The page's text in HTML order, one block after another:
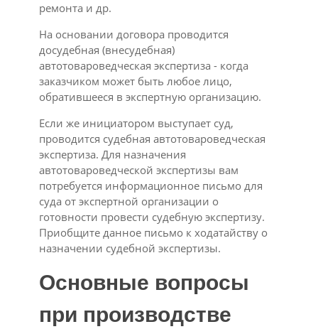
ремонта и др.
На основании договора проводится
досудебная (внесудебная)
автотовароведческая экспертиза - когда
заказчиком может быть любое лицо,
обратившееся в экспертную организацию.
Если же инициатором выступает суд,
проводится судебная автотовароведческая
экспертиза. Для назначения
автотовароведческой экспертизы вам
потребуется информационное письмо для
суда от экспертной организации о
готовности провести судебную экспертизу.
Приобщите данное письмо к ходатайству о
назначении судебной экспертизы.
Основные вопросы
при производстве